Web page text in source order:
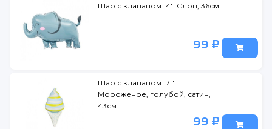
Шар с клапаном 14'' Слон, 36см
99
Шар с клапаном 17''
Мороженое, голубой, сатин,
43см
99